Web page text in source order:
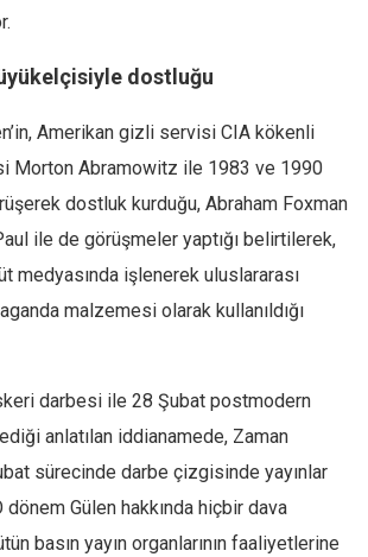
dostluğu
Amerikan gizli servisi CIA kökenli
Morton Abramowitz ile 1983 ve 1990
dostluk kurduğu, Abraham Foxman
ile de görüşmeler yaptığı belirtilerek,
medyasında işlenerek uluslararası
malzemesi olarak kullanıldığı
darbesi ile 28 Şubat postmodern
anlatılan iddianamede, Zaman
sürecinde darbe çizgisinde yayınlar
dönem Gülen hakkında hiçbir dava
basın yayın organlarının faaliyetlerine